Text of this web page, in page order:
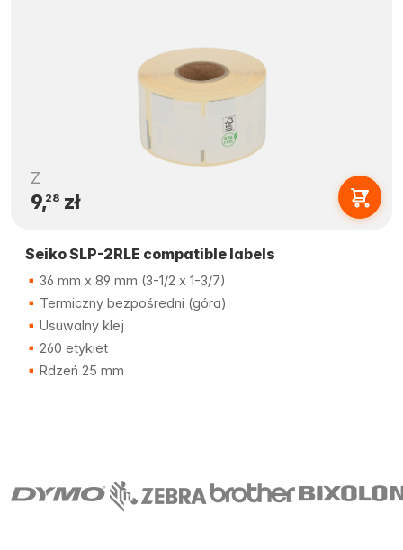
Z
9,28zł
Seiko SLP-2RLE compatible labels
36 mm x 89 mm (3-1/2 x 1-3/7)
Termiczny bezpośredni (góra)
Usuwalny klej
260 etykiet
Rdzeń 25 mm